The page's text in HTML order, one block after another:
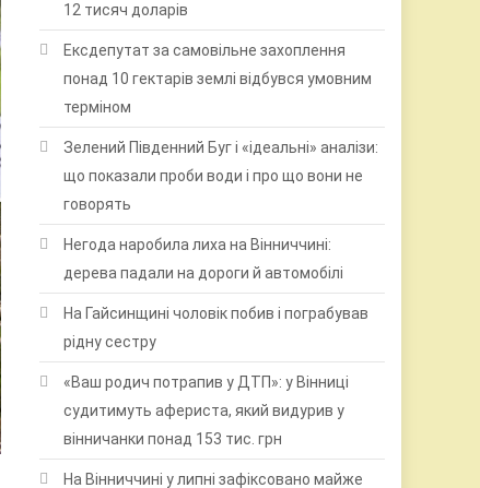
12 тисяч доларів
Ексдепутат за самовільне захоплення
понад 10 гектарів землі відбувся умовним
терміном
Зелений Південний Буг і «ідеальні» аналізи:
що показали проби води і про що вони не
говорять
Негода наробила лиха на Вінниччині:
дерева падали на дороги й автомобілі
На Гайсинщині чоловік побив і пограбував
рідну сестру
«Ваш родич потрапив у ДТП»: у Вінниці
судитимуть афериста, який видурив у
вінничанки понад 153 тис. грн
На Вінниччині у липні зафіксовано майже